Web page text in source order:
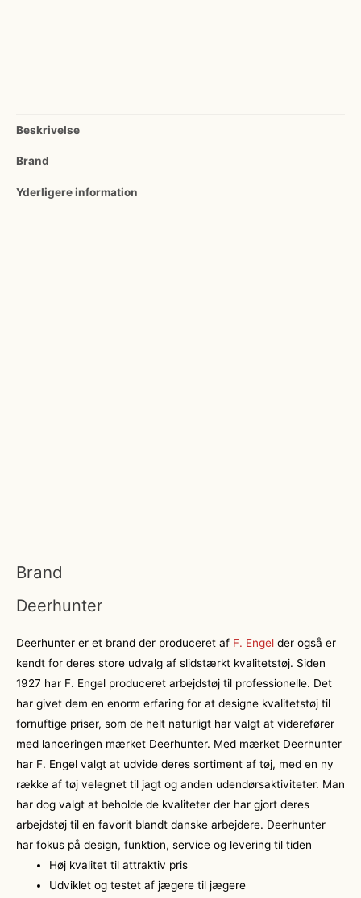
Beskrivelse
Brand
Yderligere information
Brand
Deerhunter
Deerhunter er et brand der produceret af F. Engel der også er
kendt for deres store udvalg af slidstærkt kvalitetstøj. Siden
1927 har F. Engel produceret arbejdstøj til professionelle. Det
har givet dem en enorm erfaring for at designe kvalitetstøj til
fornuftige priser, som de helt naturligt har valgt at viderefører
med lanceringen mærket Deerhunter. Med mærket Deerhunter
har F. Engel valgt at udvide deres sortiment af tøj, med en ny
række af tøj velegnet til jagt og anden udendørsaktiviteter. Man
har dog valgt at beholde de kvaliteter der har gjort deres
arbejdstøj til en favorit blandt danske arbejdere. Deerhunter
har fokus på design, funktion, service og levering til tiden
Høj kvalitet til attraktiv pris
Udviklet og testet af jægere til jægere